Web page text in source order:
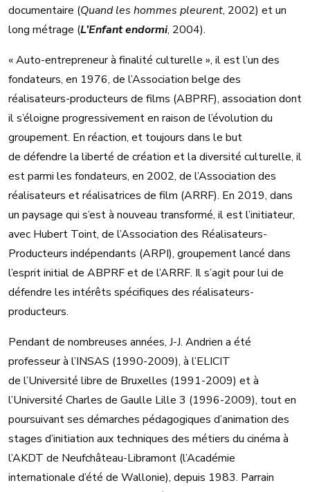
documentaire (Quand les hommes pleurent, 2002) et un
long métrage (L’Enfant endormi, 2004).
« Auto-entrepreneur à finalité culturelle », il est l’un des
fondateurs, en 1976, de l’Association belge des
réalisateurs-producteurs de films (ABPRF), association dont
il s’éloigne progressivement en raison de l’évolution du
groupement. En réaction, et toujours dans le but
de défendre la liberté de création et la diversité culturelle, il
est parmi les fondateurs, en 2002, de l’Association des
réalisateurs et réalisatrices de film (ARRF). En 2019, dans
un paysage qui s’est à nouveau transformé, il est l’initiateur,
avec Hubert Toint, de l’Association des Réalisateurs-
Producteurs indépendants (ARPI), groupement lancé dans
l’esprit initial de ABPRF et de l’ARRF. Il s’agit pour lui de
défendre les intérêts spécifiques des réalisateurs-
producteurs.
Pendant de nombreuses années, J-J. Andrien a été
professeur à l’INSAS (1990-2009), à l’ELICIT
de l’Université libre de Bruxelles (1991-2009) et à
l’Université Charles de Gaulle Lille 3 (1996-2009), tout en
poursuivant ses démarches pédagogiques d’animation des
stages d’initiation aux techniques des métiers du cinéma à
l’AKDT de Neufchâteau-Libramont (l’Académie
internationale d’été de Wallonie), depuis 1983. Parrain